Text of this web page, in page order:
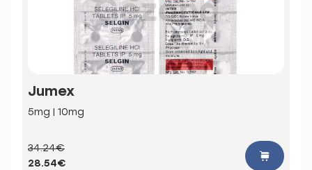
Jumex
5mg | 10mg
34.24€
28.54€